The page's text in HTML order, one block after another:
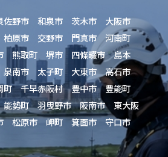
佐野市 和泉市 茨木市 大阪市
柏原市 交野市 門真市 河南町
熊取町 堺市 四條畷市 島本
南市 太子町 大東市 高石市
町 千早赤阪村 豊中市 豊能町
勢町 羽曳野市 阪南市 東大阪
松原市 岬町 箕面市 守口市